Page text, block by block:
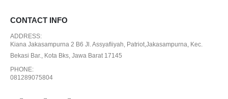
CONTACT INFO
ADDRESS:
Kiana Jakasampurna 2 B6 Jl. Assyafiiyah, Patriot,Jakasampurna, Kec.
Bekasi Bar., Kota Bks, Jawa Barat 17145
PHONE:
081289075804